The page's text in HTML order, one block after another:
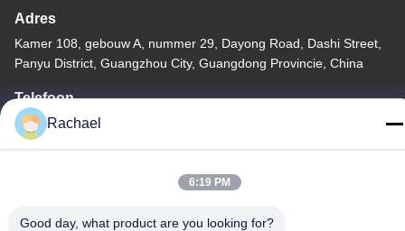
Adres
Kamer 108, gebouw A, nummer 29, Dayong Road, Dashi Street,
Panyu District, Guangzhou City, Guangdong Provincie, China
Telefoon
0086-15112103717
Rachael
6:19 PM
Good day, what product are you looking for?